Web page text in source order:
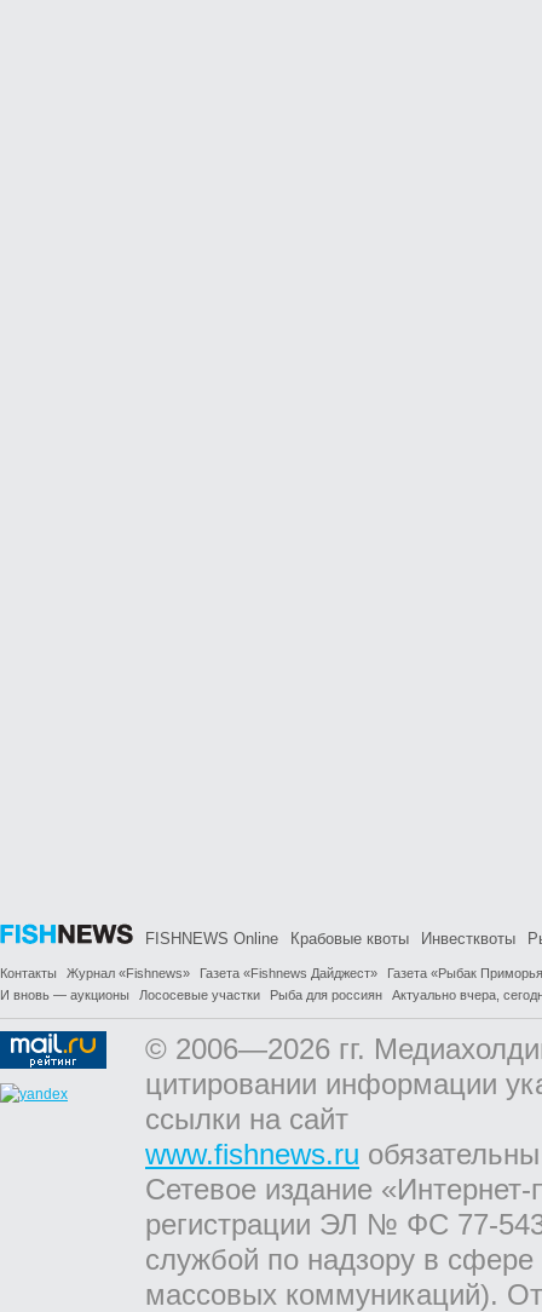
FISHNEWS Online Крабовые квоты Инвестквоты
Контакты Журнал «Fishnews» Газета «Fishnews Дайджест»
Газета «Рыбак
И вновь — аукционы
Лососевые участки Рыба для россиян Актуально вчера,
© 2006—2026 гг.
цитировании информации
ссылки на сайт
www.fishnews.ru
Сетевое издание
регистрации ЭЛ № ФС 77-
службой по надзору в
массовых коммуникаций).